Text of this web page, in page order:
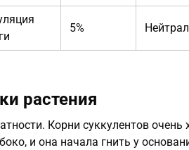
5%
растения
Корни суккулентов
и она начала гнить у